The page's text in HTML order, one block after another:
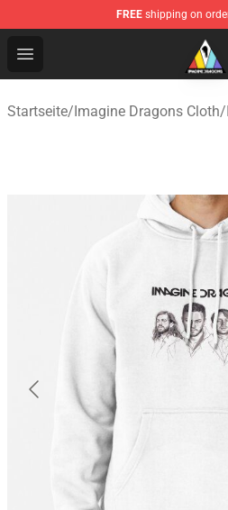
FREE shipping on
Open menu
Imagine Dragons Store -
Startseite/Imagine Dragons Cloth/